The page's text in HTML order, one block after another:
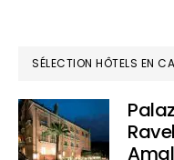
SÉLECTION HÔTELS EN